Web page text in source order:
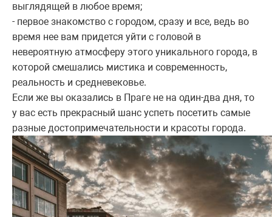
выглядящей в любое время;
- первое знакомство с городом, сразу и все, ведь во
время нее вам придется уйти с головой в
невероятную атмосферу этого уникального города, в
которой смешались мистика и современность,
реальность и средневековье.
Если же вы оказались в Праге не на один-два дня, то
у вас есть прекрасный шанс успеть посетить самые
разные достопримечательности и красоты города.